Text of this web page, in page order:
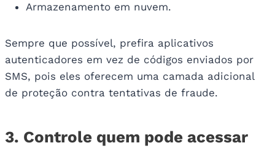
Armazenamento em nuvem.
Sempre que possível, prefira aplicativos
autenticadores em vez de códigos enviados por
SMS, pois eles oferecem uma camada adicional
de proteção contra tentativas de fraude.
3. Controle quem pode acessar